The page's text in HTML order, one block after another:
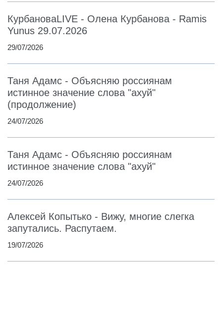
КурбановаLIVE - Олена Курбанова - Ramis
Yunus 29.07.2026
29/07/2026
Таня Адамс - Объясняю россиянам
истинное значение слова "ахуй"
(продолжение)
24/07/2026
Таня Адамс - Объясняю россиянам
истинное значение слова "ахуй"
24/07/2026
Алексей Копытько - Вижу, многие слегка
запутались. Распутаем.
19/07/2026